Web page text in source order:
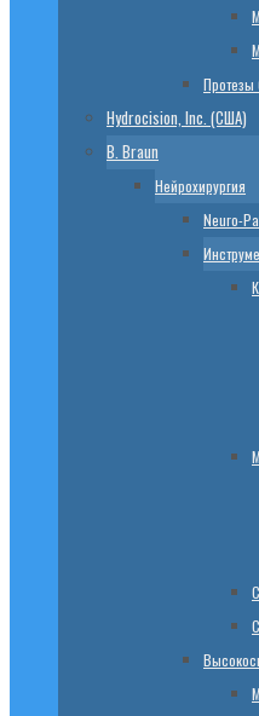
Протезы
Hydrocision, Inc. (США)
B. Braun
Нейрохирургия
Neuro-